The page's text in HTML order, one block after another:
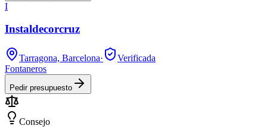
I
Instaldecorcruz
Tarragona, Barcelona·
Verificada
Fontaneros
Pedir presupuesto
Consejo